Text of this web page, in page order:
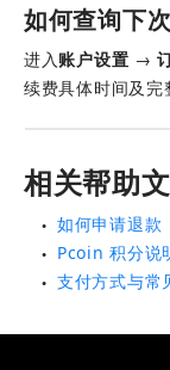
如何查询下
进入账户设置 →
续费具体时间及完
相关帮助
● 如何申请退款
● Pcoin 积分说
● 支付方式与常